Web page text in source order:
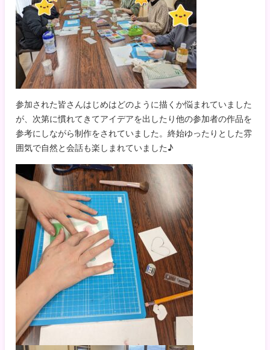
参加された皆さんはじめはどのように描くか悩まれていました
が、次第に慣れてきてアイデアを出したり他の参加者の作品を
参考にしながら制作をされていました。終始ゆったりとした雰
囲気で自然と会話も楽しまれていました♪